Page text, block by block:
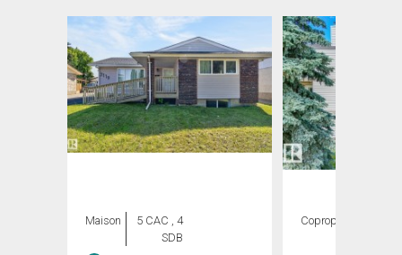
Maison
5 CAC , 4
SDB
Copropriété